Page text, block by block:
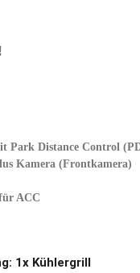
Park Distance Control
Kamera (Frontkamera)
für ACC
: 1x Kühlergrill